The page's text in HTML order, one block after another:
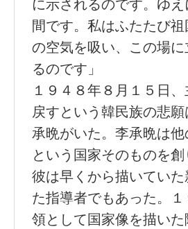
に示されるのです。ゆ
間です。私はふたたび
の空気を吸い、この場
るのです」
１９４８年８月１５日
戻すという韓民族の悲
承晩がいた。李承晩は
という国家そのものを
彼は早くから描いてい
た指導者でもあった。
領として国家像を描い